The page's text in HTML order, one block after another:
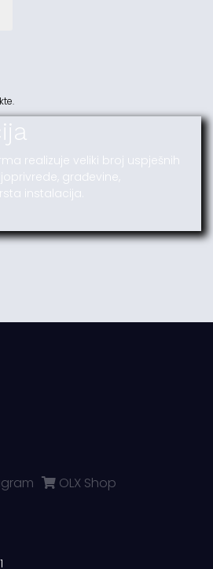
realizuje veliki broj uspješnih
građevine,
instalacija.
OLX Shop